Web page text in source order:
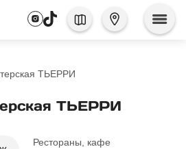
ТЬЕРРИ
ТЬЕРРИ
Рестораны, кафе